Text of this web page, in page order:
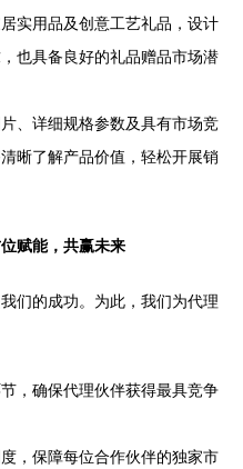
居实用品及创意工艺礼品，设计
也具备良好的礼品赠品市场潜
、详细规格参数及具有市场竞
晰了解产品价值，轻松开展销
赋能，共赢未来
们的成功。为此，我们为代理
，确保代理伙伴获得最具竞争
，保障每位合作伙伴的独家市